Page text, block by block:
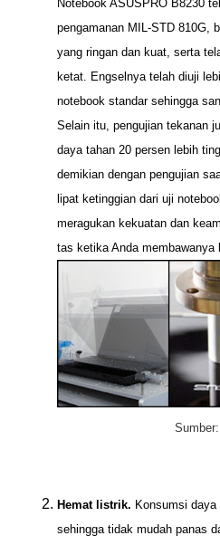
Notebook ASUSPRO B8230
pengamanan MIL-STD 810G,
yang ringan dan kuat, serta
ketat. Engselnya telah diuji
notebook standar sehingga
Selain itu, pengujian tekanan
daya tahan 20 persen lebih
demikian dengan pengujian
lipat ketinggian dari uji
meragukan kekuatan dan
tas ketika Anda membawanya
Hemat listrik. Konsumsi
sehingga tidak mudah panas